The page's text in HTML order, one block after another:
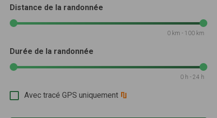
Distance de la randonnée
0 km - 100 km
Durée de la randonnée
0 h - 24 h
Avec tracé GPS uniquement